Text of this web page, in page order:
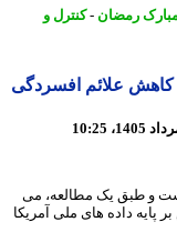
رمضان-کنترل و
علائم افسردگی
طبق یک مطالعه، می
داده های ملی آمریکا